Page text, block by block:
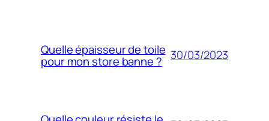
Quelle épaisseur de toile
pour mon store banne ? 30/03/2023